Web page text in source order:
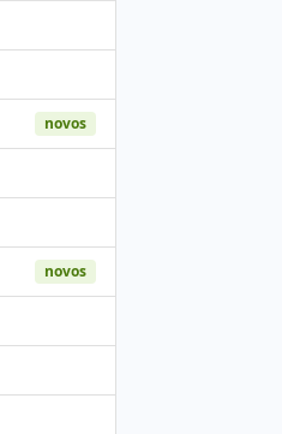
novos
novos